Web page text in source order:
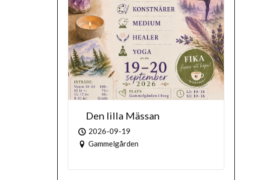
Den lilla Mässan
2026-09-19
Gammelgården